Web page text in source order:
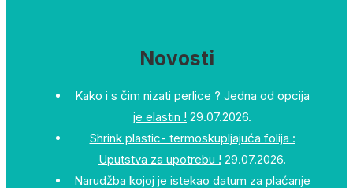
Novosti
Kako i s čim nizati perlice ? Jedna od opcija
je elastin ! 29.07.2026.
Shrink plastic- termoskupljajuća folija :
Uputstva za upotrebu ! 29.07.2026.
Narudžba kojoj je istekao datum za plaćanje